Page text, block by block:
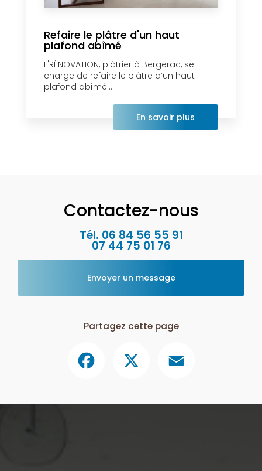
Refaire le plâtre d'un haut
plafond abîmé
L'RÉNOVATION, plâtrier à Bergerac, se
charge de refaire le plâtre d’un haut
plafond abîmé....
En savoir plus
Contactez-nous
Tél. 06 84 56 55 91
07 44 75 01 76
Envoyer un message
Partagez cette page